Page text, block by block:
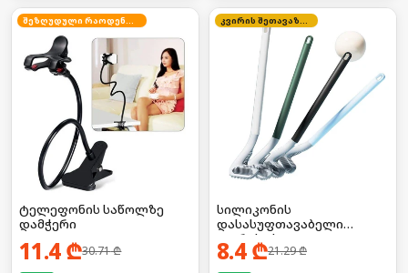
შეზღუდული რაოდენობა
ტელეფონის საწოლზე
დამჭერი
11.4₾30.71₾
კვირის შეთავაზება
სილიკონის
დასასუფთავაბელი
ჯაგრისი სველი
წერტილებისთვის
8.4₾21.29₾